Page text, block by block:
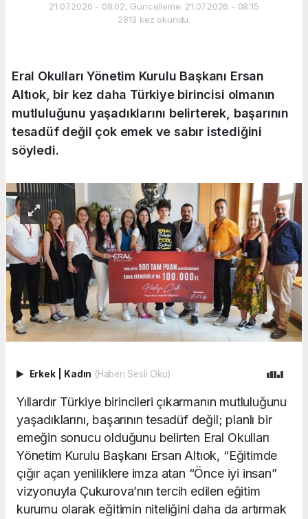
21.07.2026 - 08:02, Güncelleme: 21.07.2026 - 08:15
2813 kez okundu.
Eral Okulları Yönetim Kurulu Başkanı Ersan
Altıok, bir kez daha Türkiye birincisi olmanın
mutluluğunu yaşadıklarını belirterek, başarının
tesadüf değil çok emek ve sabır istediğini
söyledi.
Erkek Kadın (Haberi Sesli Oku)
Yıllardır Türkiye birincileri çıkarmanın mutluluğunu
yaşadıklarını, başarının tesadüf değil; planlı bir
emeğin sonucu olduğunu belirten Eral Okulları
Yönetim Kurulu Başkanı Ersan Altıok, “Eğitimde
çığır açan yeniliklere imza atan “Önce iyi insan”
vizyonuyla Çukurova’nın tercih edilen eğitim
kurumu olarak eğitimin niteliğini daha da artırmak